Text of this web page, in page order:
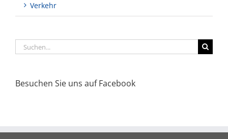
Verkehr
Suche
nach:
Besuchen Sie uns auf Facebook